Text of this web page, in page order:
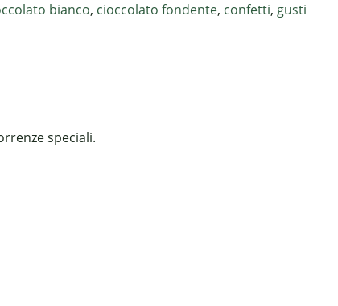
bianco, cioccolato fondente, confetti, gusti
speciali.